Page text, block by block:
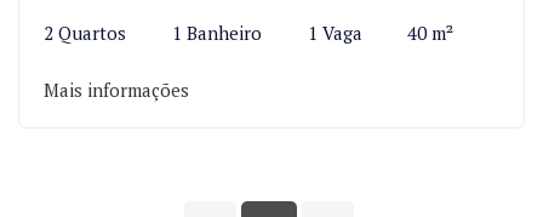
2 Quartos 1 Banheiro 1 Vaga 40 m²
Mais informações